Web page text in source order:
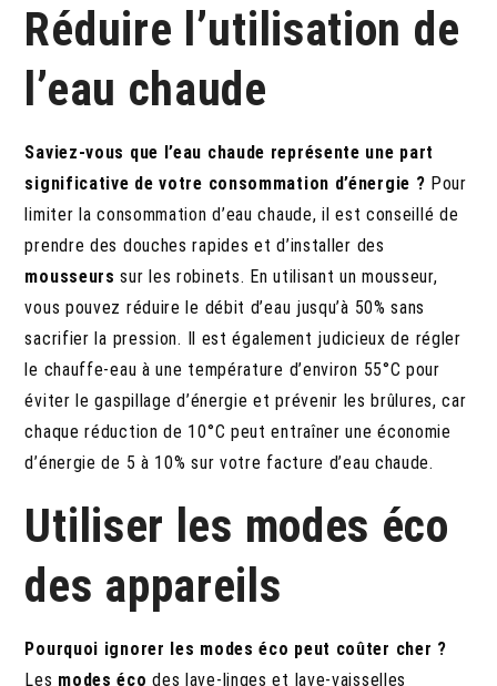
Réduire l’utilisation de
l’eau chaude
Saviez-vous que l’eau chaude représente une part
significative de votre consommation d’énergie ? Pour
limiter la consommation d’eau chaude, il est conseillé de
prendre des douches rapides et d’installer des
mousseurs sur les robinets. En utilisant un mousseur,
vous pouvez réduire le débit d’eau jusqu’à 50% sans
sacrifier la pression. Il est également judicieux de régler
le chauffe-eau à une température d’environ 55°C pour
éviter le gaspillage d’énergie et prévenir les brûlures, car
chaque réduction de 10°C peut entraîner une économie
d’énergie de 5 à 10% sur votre facture d’eau chaude.
Utiliser les modes éco
des appareils
Pourquoi ignorer les modes éco peut coûter cher ?
Les modes éco des lave-linges et lave-vaisselles